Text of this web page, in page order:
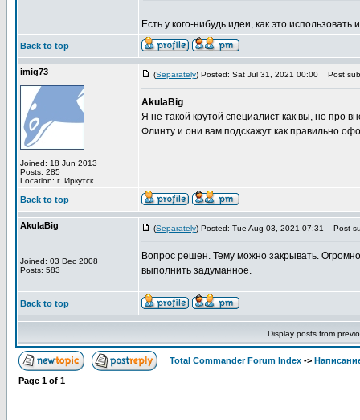
Есть у кого-нибудь идеи, как это
Back to top
imig73
Joined: 18 Jun 2013
Posts: 285
Location: г. Иркутск
(Separately) Posted: Sat Jul 31, 2021 00:00 Post
AkulaBig
Я не такой крутой специалист как вы, но про
Флинту и они вам подскажут как правильно
Back to top
AkulaBig
Joined: 03 Dec 2008
Posts: 583
(Separately) Posted: Tue Aug 03, 2021 07:31 Post
Вопрос решен. Тему можно закрывать.
выполнить задуманное.
Back to top
Display posts from
Total Commander Forum Index ->
Page 1 of 1